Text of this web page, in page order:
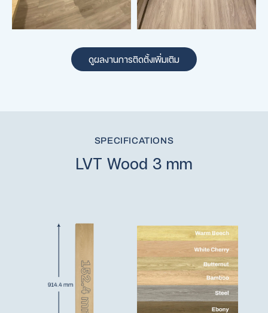
ดูผลงานการติดตั้งเพิ่มเติม
SPECIFICATIONS
LVT Wood 3 mm